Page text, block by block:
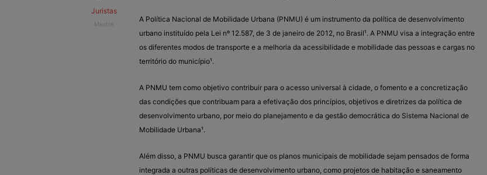
Juristas
Mestre
A Política Nacional de Mobilidade Urbana (PNMU) é um instrumento da política de desenvolvimento
urbano instituído pela Lei nº 12.587, de 3 de janeiro de 2012, no Brasil¹. A PNMU visa a integração entre
os diferentes modos de transporte e a melhoria da acessibilidade e mobilidade das pessoas e cargas no
território do município¹.
A PNMU tem como objetivo contribuir para o acesso universal à cidade, o fomento e a concretização
das condições que contribuam para a efetivação dos princípios, objetivos e diretrizes da política de
desenvolvimento urbano, por meio do planejamento e da gestão democrática do Sistema Nacional de
Mobilidade Urbana¹.
Além disso, a PNMU busca garantir que os planos municipais de mobilidade sejam pensados de forma
integrada a outras políticas de desenvolvimento urbano, como projetos de habitação e saneamento